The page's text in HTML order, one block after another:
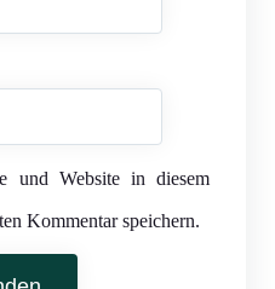
und Website in diesem
Kommentar speichern.